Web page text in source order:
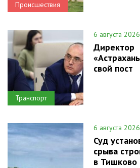
Происшествия
Транспорт
6 августа
Директор
свой пост
6 августа
Суд
срыва
в Тишково